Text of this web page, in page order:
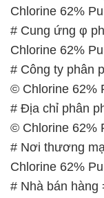
Chlorine 62%
# Cung ứng φ
Chlorine 62%
# Công ty phân
© Chlorine 62%
# Địa chỉ phân
© Chlorine 62%
# Nơi thương
Chlorine 62%
# Nhà bán